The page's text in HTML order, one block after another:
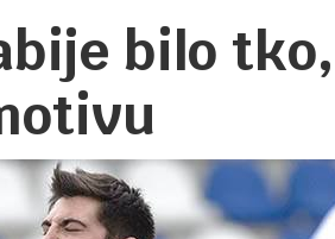
bilo